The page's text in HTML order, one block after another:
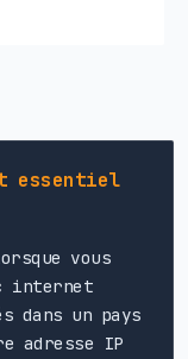
essentiel
vous
internet
dans un pays
adresse IP